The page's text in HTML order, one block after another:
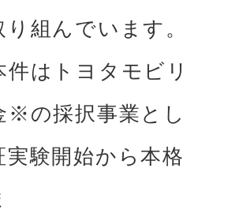
組んでいます。
件はトヨタモビリ
※の採択事業とし
実験開始から本格